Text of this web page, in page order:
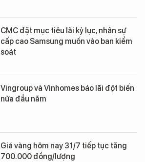
CMC đặt mục tiêu lãi kỷ lục, nhân sự
cấp cao Samsung muốn vào ban kiểm
soát
Vingroup và Vinhomes báo lãi đột biến
nửa đầu năm
Giá vàng hôm nay 31/7 tiếp tục tăng
700.000 đồng/lượng